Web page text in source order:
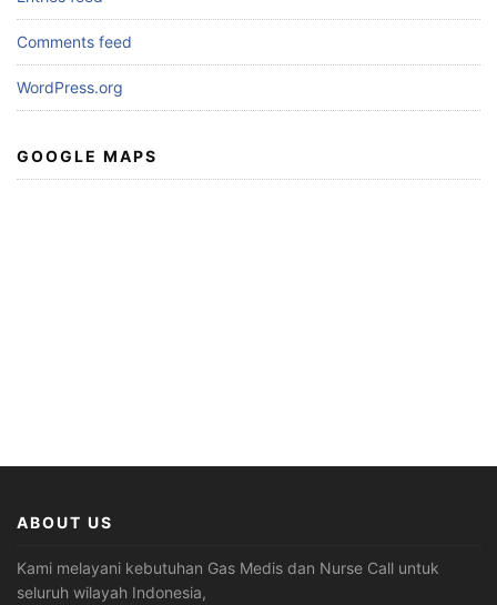
Comments feed
WordPress.org
GOOGLE MAPS
ABOUT US
Kami melayani kebutuhan Gas Medis dan Nurse Call untuk
seluruh wilayah Indonesia,